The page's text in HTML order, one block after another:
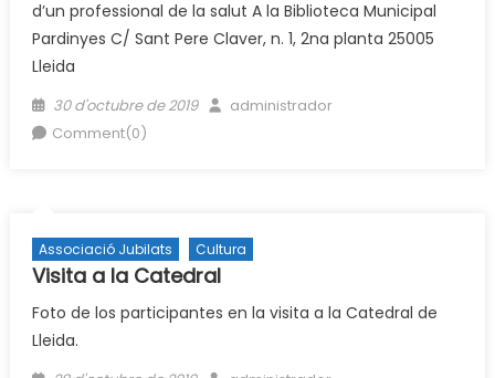
d’un professional de la salut A la Biblioteca Municipal
Pardinyes C/ Sant Pere Claver, n. 1, 2na planta 25005
Lleida
Posted
on
30 d'octubre de 2019 Author
administrador
Comment(0)
Associació Jubilats Cultura
Visita a la Catedral
Foto de los participantes en la visita a la Catedral de
Lleida.